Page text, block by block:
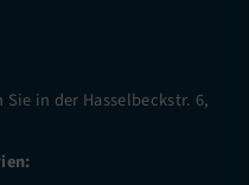
in der Hasselbeckstr. 6,